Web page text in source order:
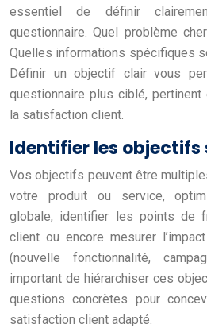
essentiel de définir
questionnaire. Quel problème
Quelles informations spécifiques
Définir un objectif clair vous
questionnaire plus ciblé,
la satisfaction client.
Identifier les objectifs
Vos objectifs peuvent être
votre produit ou service,
globale, identifier les points de
client ou encore mesurer
(nouvelle fonctionnalité,
important de hiérarchiser ces
questions concrètes pour
satisfaction client adapté.